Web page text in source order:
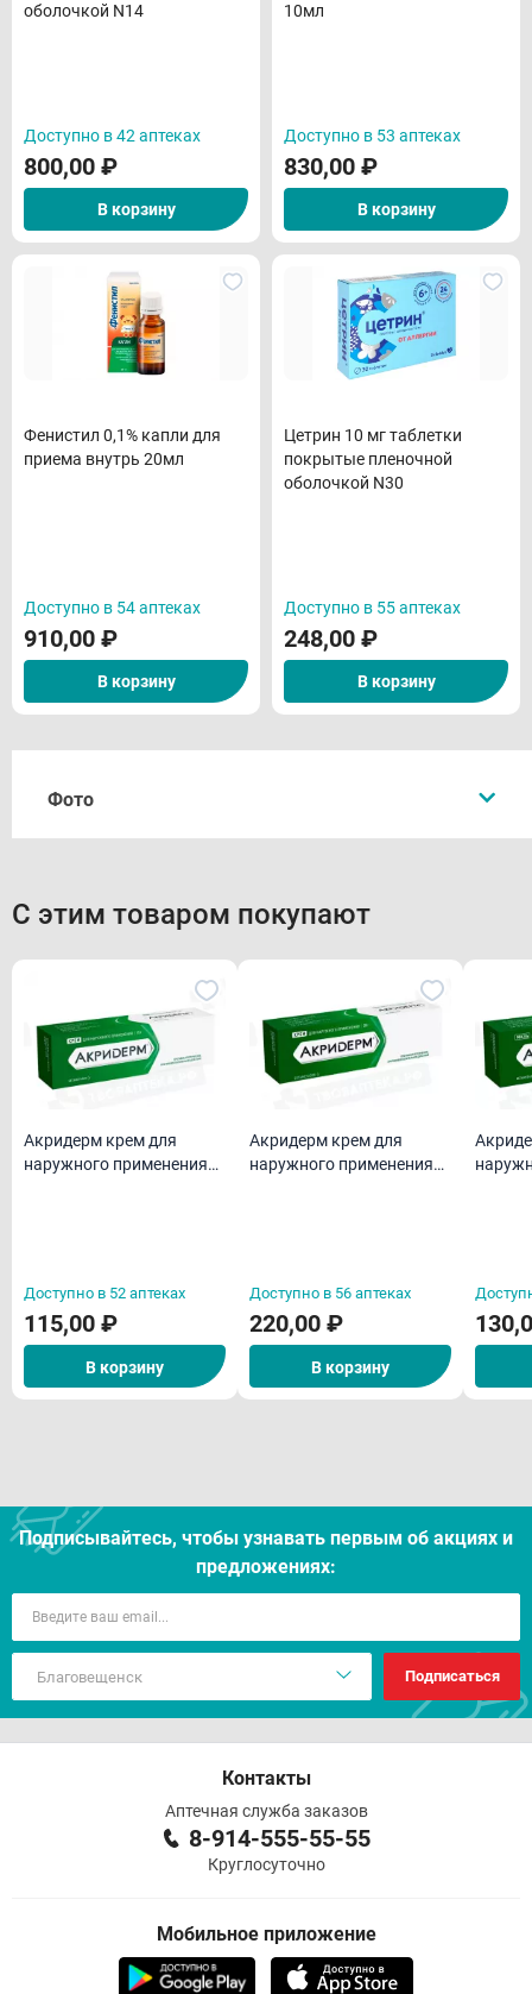
оболочкой N14
Доступно в 42 аптеках
800,00 ₽
В корзину
10мл
Доступно в 53 аптеках
830,00 ₽
В корзину
Фенистил 0,1% капли для
приема внутрь 20мл
Доступно в 54 аптеках
910,00 ₽
В корзину
Цетрин 10 мг таблетки
покрытые пленочной
оболочкой N30
Доступно в 55 аптеках
248,00 ₽
В корзину
Фото
С этим товаром покупают
Акридерм крем для
наружного применения
Доступно в 52 аптеках
115,00 ₽
В корзину
Акридерм крем для
наружного применения
Доступно в 56 аптеках
220,00 ₽
В корзину
Подписывайтесь, чтобы узнавать первым об акцияx и
предложениях:
Подписаться
Контакты
Аптечная служба заказов
8-914-555-55-55
Круглосуточно
Мобильное приложение